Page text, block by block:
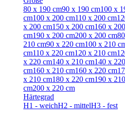
80 x 190 cm90 x 190 cm100 x
cm100 x 200 cm110 x 200 cm
x 200 cm150 x 200 cm160 x
cm190 x 200 cm200 x 200 cm
210 cm90 x 220 cm100 x 210
cm110 x 220 cm120 x 210 cm
x 220 cm140 x 210 cm140 x
cm160 x 210 cm160 x 220 cm
x 210 cm180 x 220 cm190 x
cm200 x 220 cm
Härtegrad
H1 - weichH2 - mittelH3 - fest